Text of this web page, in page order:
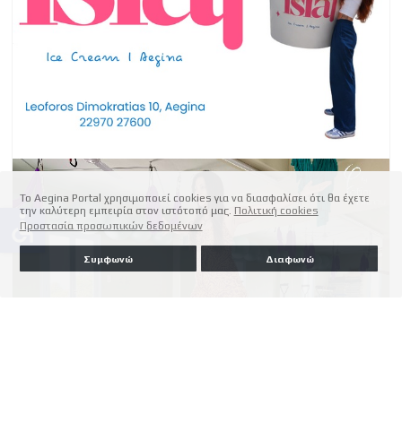
Το Aegina Portal χρησιμοποιεί cookies για να διασφαλίσει ότι θα έχετε
την καλύτερη εμπειρία στον ιστότοπό μας. Πολιτική cookies
Προστασία προσωπικών δεδομένων
Συμφωνώ Διαφωνώ
accessible